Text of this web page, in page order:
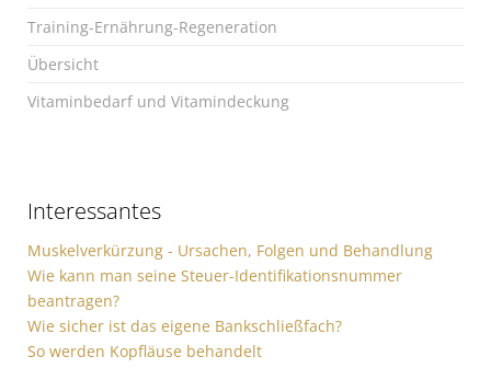
Training-Ernährung-Regeneration
Übersicht
Vitaminbedarf und Vitamindeckung
Interessantes
Muskelverkürzung - Ursachen, Folgen und Behandlung
Wie kann man seine Steuer-Identifikationsnummer
beantragen?
Wie sicher ist das eigene Bankschließfach?
So werden Kopfläuse behandelt